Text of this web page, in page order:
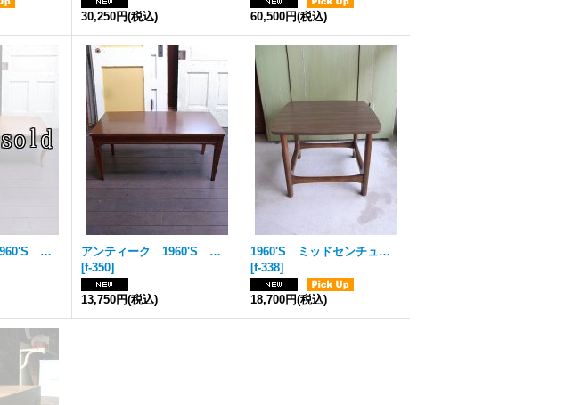
30,250円(税込) 60,500円(税込)
アンティーク 1960'S ローテーブル COFFEE TABLE 猫足 ビンテージ
アンティーク 1960'S ローテーブル MERSMAN TABLE ビンテージ
[f-350]
13,750円(税込)
1960'S ミッドセンチュリー EAMES ERA スカンジナビアンデザイン テーブル コーヒーテーブル ローテーブル ミニテーブル アンティーク ビンテージ
[f-338]
18,700円(税込)